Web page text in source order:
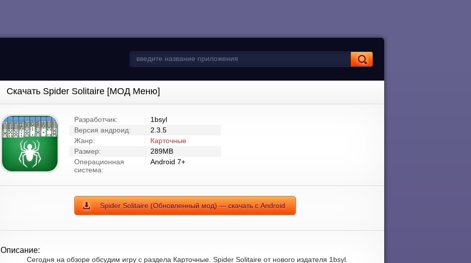
Скачать Spider Solitaire [МОД Меню]
Разработчик:
1bsyl
Версия андроид:
2.3.5
Жанр:
Карточные
Размер:
289MB
Операционная
система:
Android 7+
Spider Solitaire (Обновленный мод) — скачать с Android
Описание:
Сегодня на обзоре обсудим игру с раздела Карточные. Spider Solitaire от нового издателя 1bsyl.